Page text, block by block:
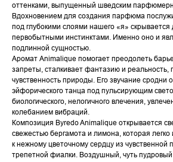
оттенками, выпущенный шведским
Вдохновением для создания парфюма
под глубокими слоями нашего «я» скрывается
первобытными инстинктами. Именно оно и
подлинной сущностью.
Аромат Animalique помогает преодолеть
запреты, сталкивает фантазию и реальность,
чувственность природы. Его звучание
эйфорического танца под пульсирующим
биологического, нелогичного влечения,
колебанием вибраций.
Композиция Byredo Animalique открывается
свежестью бергамота и лимона, которая
к нежному цветочному сердцу из чувственной
трепетной фиалки. Воздушный, чуть